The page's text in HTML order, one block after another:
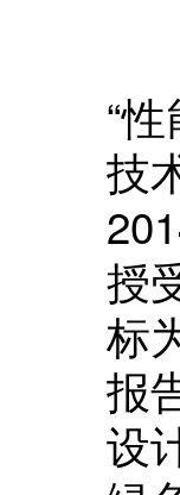
“
技
授
标
报
设